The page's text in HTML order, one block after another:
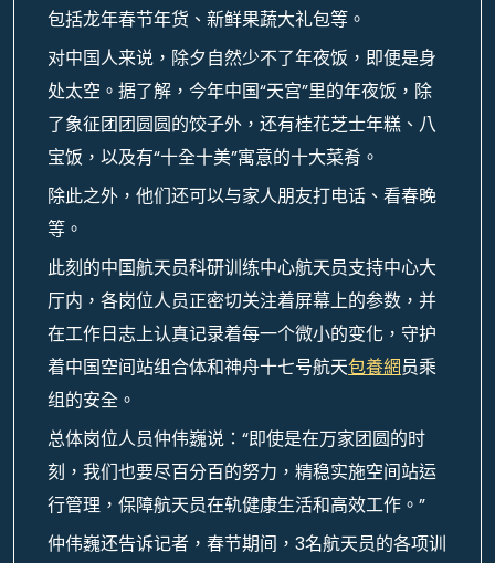
包括龙年春节年货、新鲜果蔬大礼包等。
对中国人来说，除夕自然少不了年夜饭，即便是身
处太空。据了解，今年中国“天宫”里的年夜饭，除
了象征团团圆圆的饺子外，还有桂花芝士年糕、八
宝饭，以及有“十全十美”寓意的十大菜肴。
除此之外，他们还可以与家人朋友打电话、看春晚
等。
此刻的中国航天员科研训练中心航天员支持中心大
厅内，各岗位人员正密切关注着屏幕上的参数，并
在工作日志上认真记录着每一个微小的变化，守护
着中国空间站组合体和神舟十七号航天包養網员乘
组的安全。
总体岗位人员仲伟巍说：“即使是在万家团圆的时
刻，我们也要尽百分百的努力，精稳实施空间站运
行管理，保障航天员在轨健康生活和高效工作。”
仲伟巍还告诉记者，春节期间，3名航天员的各项训